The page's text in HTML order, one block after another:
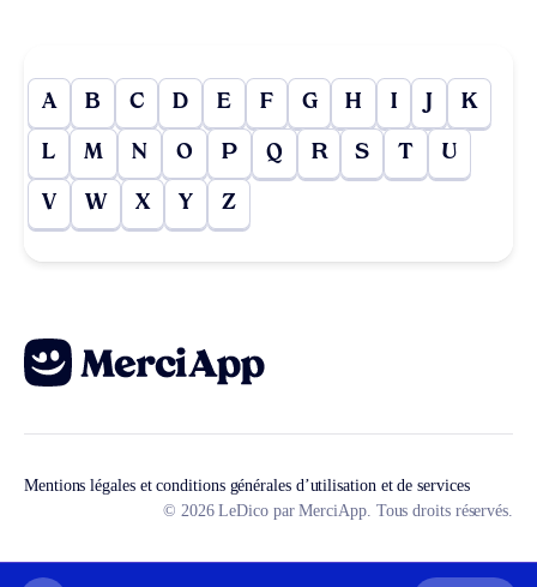
A B C D E F G H I J K
L M N O P Q R S T U
V W X Y Z
Mentions légales et conditions générales d’utilisation et de services
© 2026 LeDico par MerciApp. Tous droits réservés.